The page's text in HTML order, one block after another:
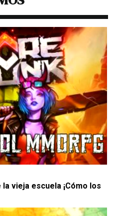
vieja escuela ¡Cómo los